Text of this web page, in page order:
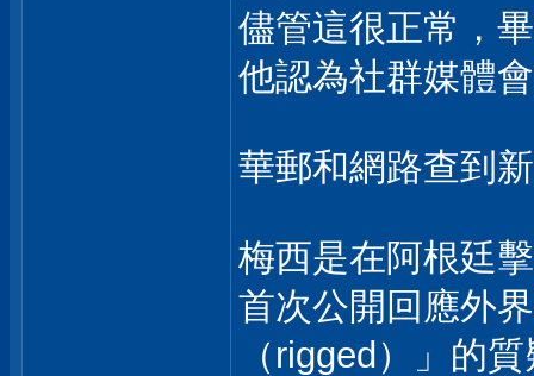
儘管這很正常，
他認為社群媒體
華郵和網路查到
梅西是在阿根廷
首次公開回應外
（rigged）」的